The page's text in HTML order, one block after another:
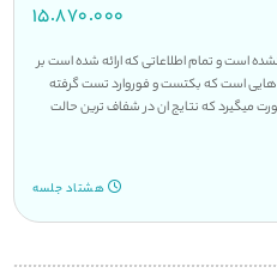
۱۵.۸۷۰.۰۰۰
است و تمام اطلاعاتی که ارائه شده است بر
هایی است که بکتست و فوروارد تست گرفته
میگیرد که نتایج ان در شفاف ترین حالت
هشتاد جلسه